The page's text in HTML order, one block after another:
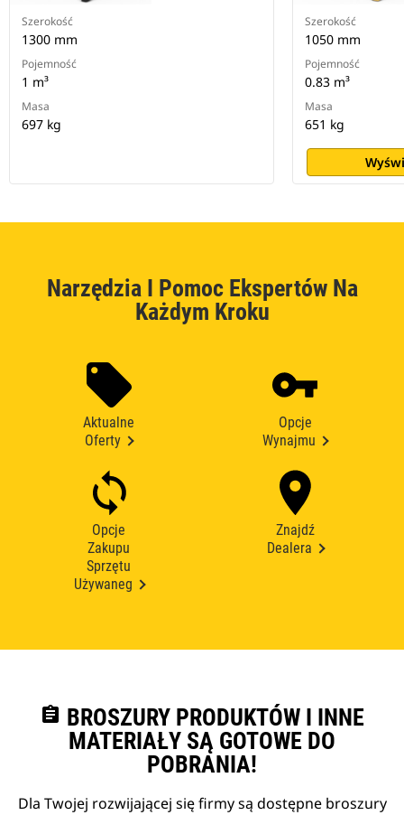
Szerokość
1300 mm
Pojemność
1 m³
Masa
697 kg
Szerokość
1050 mm
Pojemność
0.83 m³
Masa
651 kg
Narzędzia I Pomoc Ekspertów Na
Każdym Kroku
Aktualne
Oferty
Opcje
Wynajmu
Opcje
Zakupu
Sprzętu
Używaneg
Znajdź
Dealera
assignment BROSZURY PRODUKTÓW I INNE
MATERIAŁY SĄ GOTOWE DO
POBRANIA!
Dla Twojej rozwijającej się firmy są dostępne broszury